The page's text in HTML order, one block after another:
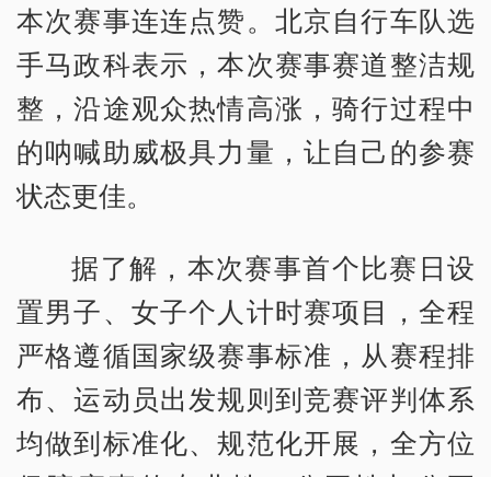
本次赛事连连点赞。北京自行车队选
手马政科表示，本次赛事赛道整洁规
整，沿途观众热情高涨，骑行过程中
的呐喊助威极具力量，让自己的参赛
状态更佳。
据了解，本次赛事首个比赛日设
置男子、女子个人计时赛项目，全程
严格遵循国家级赛事标准，从赛程排
布、运动员出发规则到竞赛评判体系
均做到标准化、规范化开展，全方位